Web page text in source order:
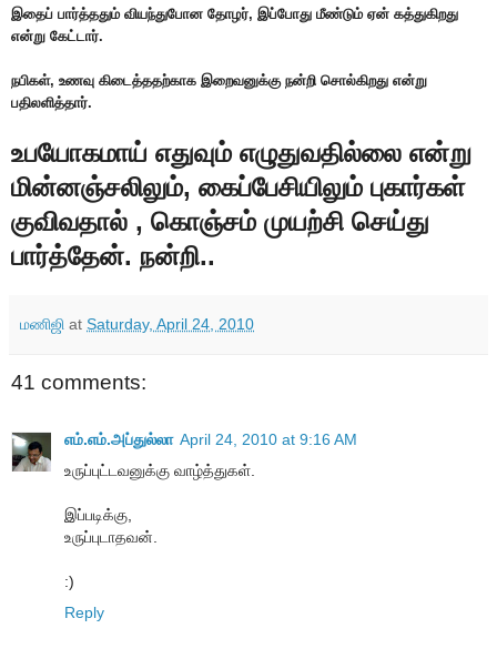
இதைப் பார்த்ததும் வியந்துபோன தோழர், இப்போது மீண்டும் ஏன் கத்துகிறது
என்று கேட்டார்.
நபிகள், உணவு கிடைத்ததற்காக இறைவனுக்கு நன்றி சொல்கிறது என்று
பதிலளித்தார்.
உபயோகமாய் எதுவும் எழுதுவதில்லை என்று
மின்னஞ்சலிலும், கைப்பேசியிலும் புகார்கள்
குவிவதால் , கொஞ்சம் முயற்சி செய்து
பார்த்தேன். நன்றி..
மணிஜி at Saturday, April 24, 2010
41 comments:
எம்.எம்.அப்துல்லா April 24, 2010 at 9:16 AM
உருப்புட்டவனுக்கு வாழ்த்துகள்.
இப்படிக்கு,
உருப்புடாதவன்.
:)
Reply